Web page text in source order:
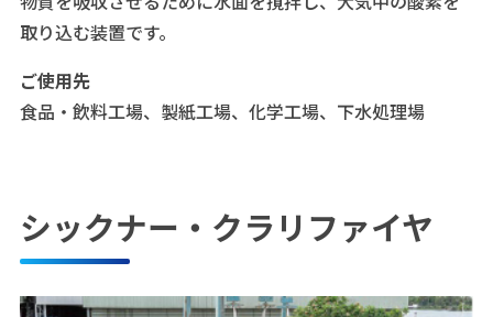
取り込む装置です。
ご使用先
食品・飲料工場、製紙工場、化学工場、下水処理場
シックナー・クラリファイヤ